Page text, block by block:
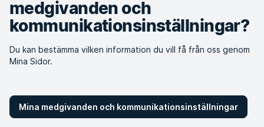
medgivanden och
kommunikationsinställningar?
Du kan bestämma vilken information du vill få från oss genom
Mina Sidor.
Mina medgivanden och kommunikationsinställningar